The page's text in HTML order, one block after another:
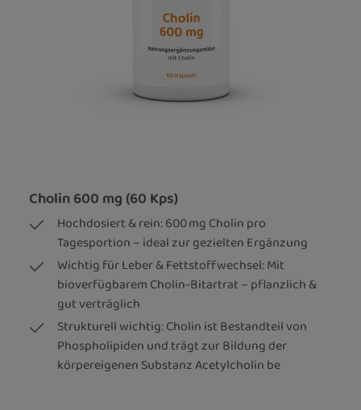
Cholin 600 mg (60 Kps)
Hochdosiert & rein: 600 mg Cholin pro
Tagesportion – ideal zur gezielten Ergänzung
Wichtig für Leber & Fettstoffwechsel: Mit
bioverfügbarem Cholin-Bitartrat – pflanzlich &
gut verträglich
Strukturell wichtig: Cholin ist Bestandteil von
Phospholipiden und trägt zur Bildung der
körpereigenen Substanz Acetylcholin be